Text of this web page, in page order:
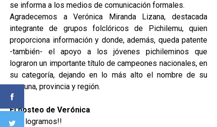
se informa a los medios de comunicación formales.
Agradecemos a Verónica Miranda Lizana, destacada
integrante de grupos folclóricos de Pichilemu, quien
proporciona información y donde, además, queda patente
-también- el apoyo a los jóvenes pichileminos que
lograron un importante título de campeones nacionales, en
su categoría, dejando en lo más alto el nombre de su
comuna, provincia y región.
El posteo de Verónica
!!Lo logramos!!